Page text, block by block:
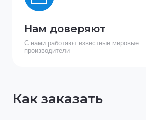
Нам доверяют
С нами работают известные мировые
производители
Как заказать